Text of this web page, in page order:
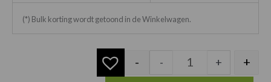
(*) Bulk korting wordt getoond in de Winkelwagen.
- - + +